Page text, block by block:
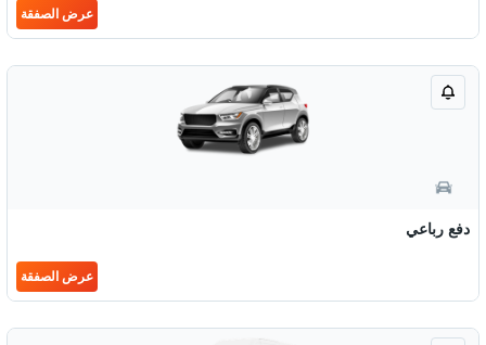
عرض الصفقة
دفع رباعي
عرض الصفقة